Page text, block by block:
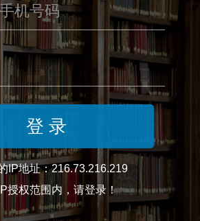
IP地址：216.73.216.219
授权范围内，请登录！